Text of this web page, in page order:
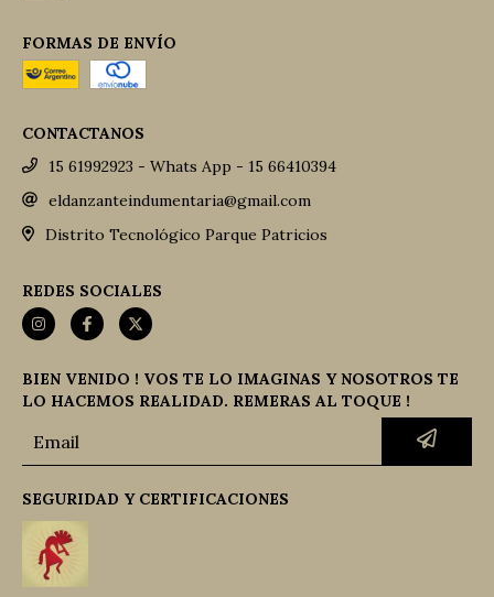
FORMAS DE ENVÍO
CONTACTANOS
15 61992923 - Whats App - 15 66410394
eldanzanteindumentaria@gmail.com
Distrito Tecnológico Parque Patricios
REDES SOCIALES
BIEN VENIDO ! VOS TE LO IMAGINAS Y NOSOTROS TE
LO HACEMOS REALIDAD. REMERAS AL TOQUE !
SEGURIDAD Y CERTIFICACIONES